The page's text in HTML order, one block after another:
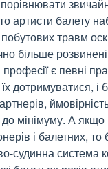
артисти балету
травм
більше
є певні
дотримуватися,
мінімуму. А якщо
і балетних, то
судинна система